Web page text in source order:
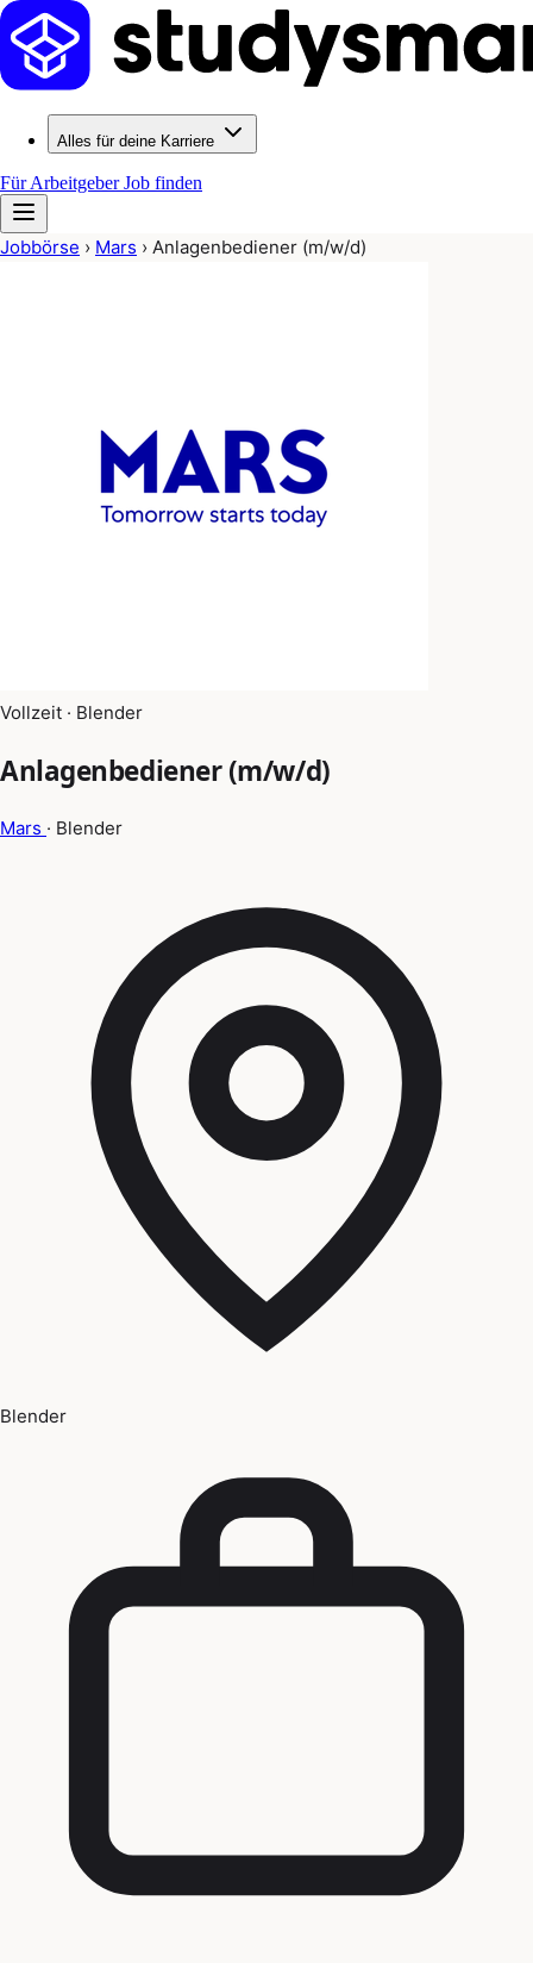
Alles für deine Karriere
Für ArbeitgeberJob finden
Jobbörse › Mars › Anlagenbediener (m/w/d)
Vollzeit · Blender
Anlagenbediener (m/w/d)
Mars · Blender
Blender